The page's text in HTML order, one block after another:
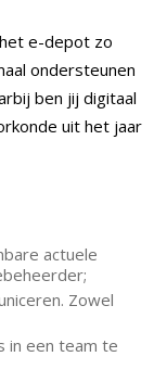
e-depot zo
ondersteunen
ben jij digitaal
uit het jaar
actuele
Zowel
in een team te